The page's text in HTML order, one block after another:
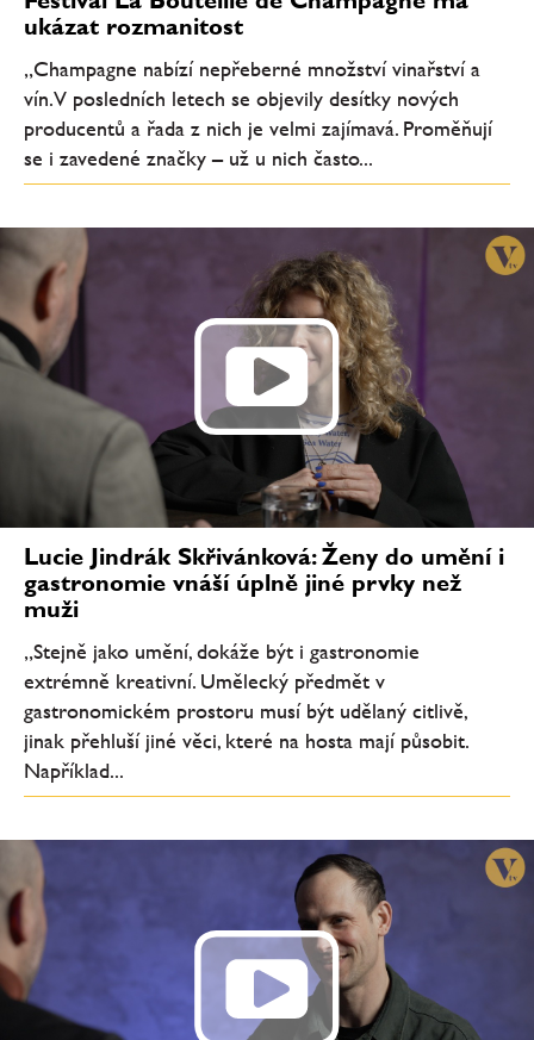
ukázat rozmanitost
„Champagne nabízí nepřeberné množství vinařství a
vín. V posledních letech se objevily desítky nových
producentů a řada z nich je velmi zajímavá. Proměňují
se i zavedené značky – už u nich často...
Lucie Jindrák Skřivánková: Ženy do umění i
gastronomie vnáší úplně jiné prvky než
muži
„Stejně jako umění, dokáže být i gastronomie
extrémně kreativní. Umělecký předmět v
gastronomickém prostoru musí být udělaný citlivě,
jinak přehluší jiné věci, které na hosta mají působit.
Například...